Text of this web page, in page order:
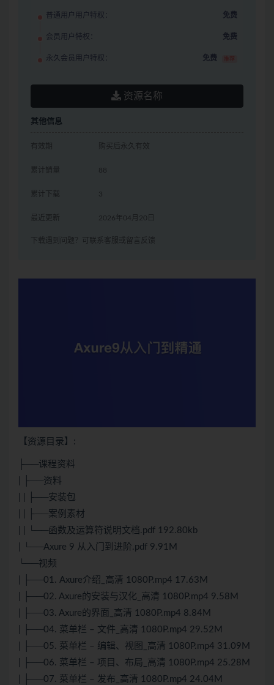
普通用户用户特权： 免费
会员用户特权： 免费
永久会员用户特权： 免费 推荐
资源名称
其他信息
有效期 购买后永久有效
累计销量 88
累计下载 3
最近更新 2026年04月20日
下载遇到问题？可联系客服或留言反馈
【资源目录】:
├──课程资料
| ├──资料
| | ├──安装包
| | ├──案例素材
| | └──函数及运算符说明文档.pdf 192.80kb
| └──Axure 9 从入门到进阶.pdf 9.91M
└──视频
| ├──01. Axure介绍_高清 1080P.mp4 17.63M
| ├──02. Axure的安装与汉化_高清 1080P.mp4 9.58M
| ├──03. Axure的界面_高清 1080P.mp4 8.84M
| ├──04. 菜单栏 – 文件_高清 1080P.mp4 29.52M
| ├──05. 菜单栏 – 编辑、视图_高清 1080P.mp4 31.09M
| ├──06. 菜单栏 – 项目、布局_高清 1080P.mp4 25.28M
| ├──07. 菜单栏 – 发布_高清 1080P.mp4 24.04M